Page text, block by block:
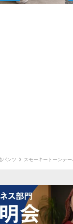
パンツ スモーキートーンテ